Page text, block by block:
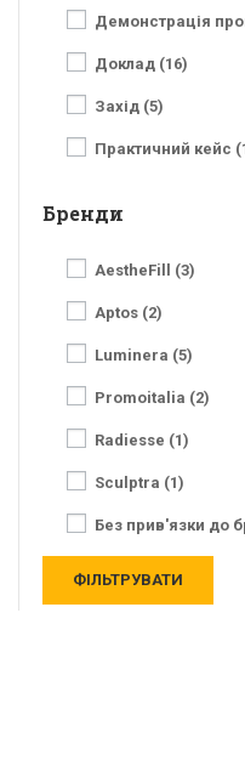
Демонстрація
Доклад (16)
Захід (5)
Практичний кейс
Бренди
AestheFill (3)
Aptos (2)
Luminera (5)
Promoitalia (2)
Radiesse (1)
Sculptra (1)
Без прив'язки до